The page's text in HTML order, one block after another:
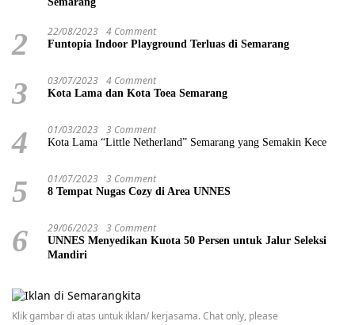
2 22/08/2023 4 Comment
Funtopia Indoor Playground Terluas di Semarang
3 03/07/2023 4 Comment
Kota Lama dan Kota Toea Semarang
4 01/03/2023 3 Comment
Kota Lama “Little Netherland” Semarang yang Semakin Kece
5 01/07/2023 3 Comment
8 Tempat Nugas Cozy di Area UNNES
6 29/06/2023 3 Comment
UNNES Menyedikan Kuota 50 Persen untuk Jalur Seleksi
Mandiri
Klik gambar di atas untuk iklan/ kerjasama. Chat only, please